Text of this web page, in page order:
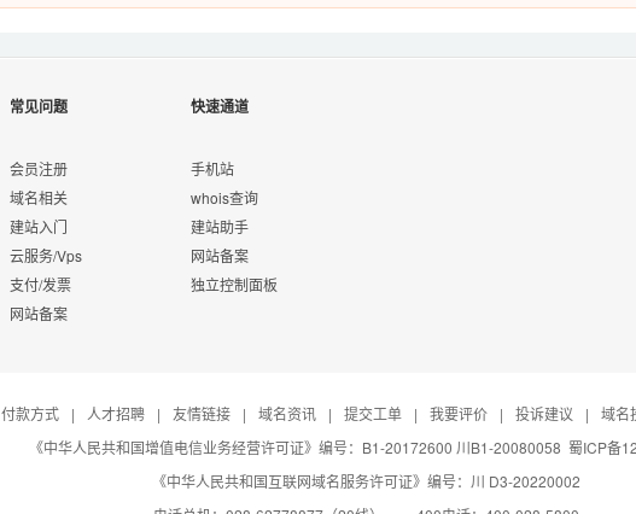
常见问题
会员注册
域名相关
建站入门
云服务/Vps
支付/发票
网站备案
快速通道
手机站
whois查询
建站助手
网站备案
独立控制面板
付款方式 | 人才招聘 | 友情链接 | 域名资讯 | 提交工单 | 我要评价 | 投诉建议 |
域名
《中华人民共和国增值电信业务经营许可证》编号：B1-20172600 川B1-20080058 蜀ICP备
《中华人民共和国互联网域名服务许可证》编号：川 D3-20220002